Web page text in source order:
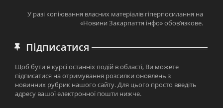
У разі копіювання власних матеріалів гіперпосилання на
«Новини Закарпаття інфо» обов’язкове.
Підписатися
Щоб бути в курсі останніх подій в області, Ви можете
підписатися на отримування розсилки оновлень з
новинних рубрик нашого сайту. Для цього просто введіть
адресу вашої електронної пошти нижче.